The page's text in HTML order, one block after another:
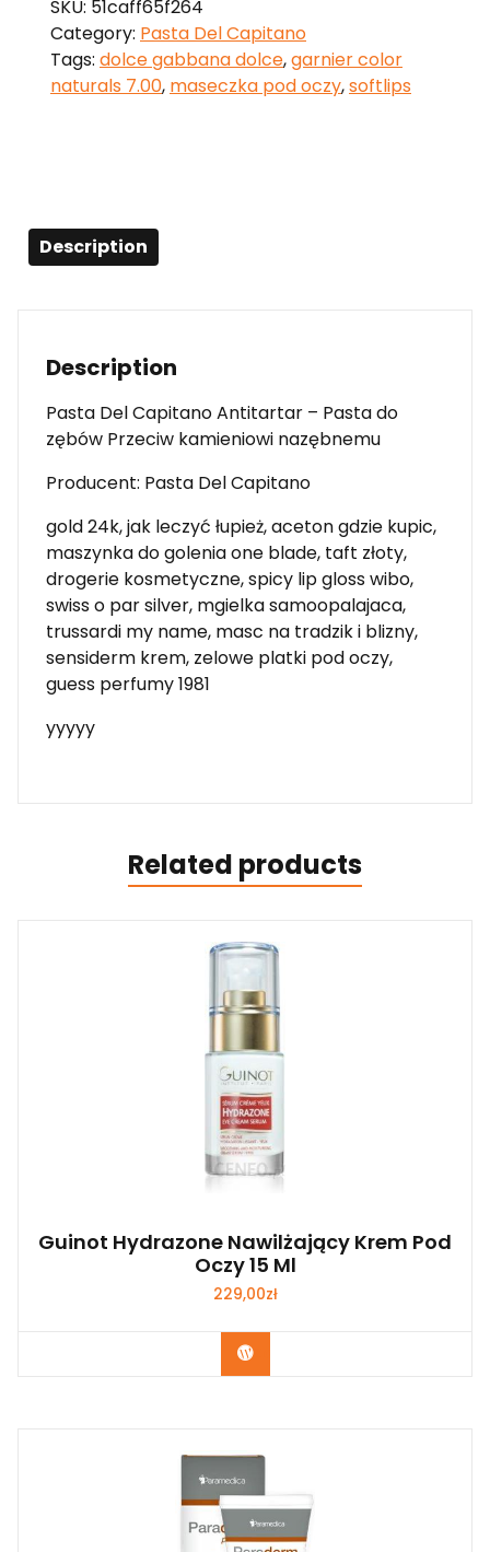
SKU: 51caff65f264
Category: Pasta Del Capitano
Tags: dolce gabbana dolce,garnier color
naturals 7.00, maseczka pod oczy,softlips
Description
Description
Pasta Del Capitano Antitartar – Pasta do
zębów Przeciw kamieniowi nazębnemu
Producent: Pasta Del Capitano
gold 24k, jak leczyć łupież, aceton gdzie kupic,
maszynka do golenia one blade, taft złoty,
drogerie kosmetyczne, spicy lip gloss wibo,
swiss o par silver, mgielka samoopalajaca,
trussardi my name, masc na tradzik i blizny,
sensiderm krem, zelowe platki pod oczy,
guess perfumy 1981
yyyyy
Related products
Guinot Hydrazone Nawilżający Krem Pod
Oczy 15 Ml
229,00zł
Zobacz